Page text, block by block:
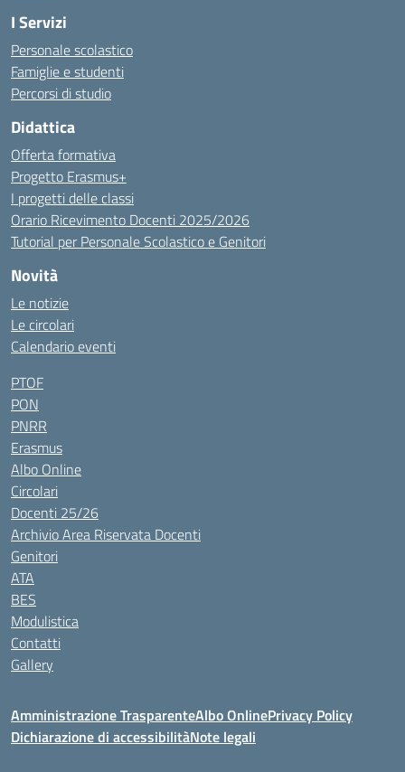
I Servizi
Personale scolastico
Famiglie e studenti
Percorsi di studio
Didattica
Offerta formativa
Progetto Erasmus+
I progetti delle classi
Orario Ricevimento Docenti 2025/2026
Tutorial per Personale Scolastico e Genitori
Novità
Le notizie
Le circolari
Calendario eventi
PTOF
PON
PNRR
Erasmus
Albo Online
Circolari
Docenti 25/26
Archivio Area Riservata Docenti
Genitori
ATA
BES
Modulistica
Contatti
Gallery
Amministrazione TrasparenteAlbo OnlinePrivacy Policy
Dichiarazione di accessibilitàNote legali